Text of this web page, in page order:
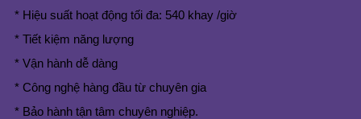
* Hiệu suất hoạt động tối đa: 540 khay /giờ
* Tiết kiệm năng lượng
* Vận hành dễ dàng
* Công nghệ hàng đầu từ chuyên gia
* Bảo hành tận tâm chuyên nghiệp.